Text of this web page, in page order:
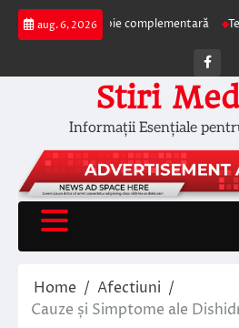
Skip
aug. 6, 2026
ca terapie complementară Tehnica
Stiri
Informații Esențiale
Home
Afectiuni
Cauze și Simptome ale